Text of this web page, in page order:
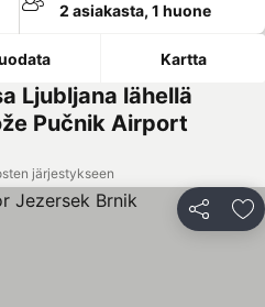
2 asiakasta, 1 huone
Kartta
Ljubljana lähellä
Pučnik Airport
järjestykseen
Jaa